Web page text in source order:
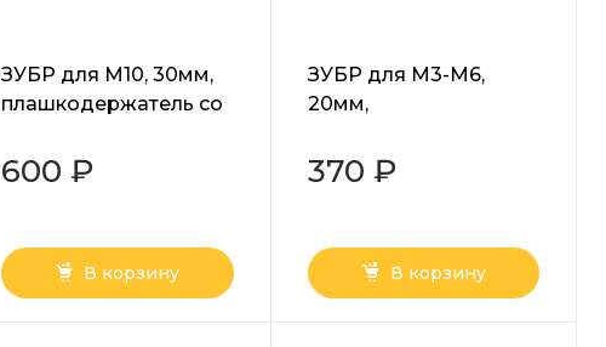
ЗУБР для M10, 30мм,
плашкодержатель со
(28141-30)
600 ₽
В корзину
ЗУБР для M3-M6,
20мм,
стопорными винтами
370 ₽
В корзину